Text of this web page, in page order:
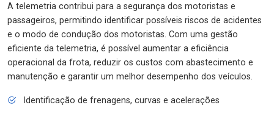
A telemetria contribui para a segurança dos motoristas e
passageiros, permitindo identificar possíveis riscos de acidentes
e o modo de condução dos motoristas. Com uma gestão
eficiente da telemetria, é possível aumentar a eficiência
operacional da frota, reduzir os custos com abastecimento e
manutenção e garantir um melhor desempenho dos veículos.
Identificação de frenagens, curvas e acelerações